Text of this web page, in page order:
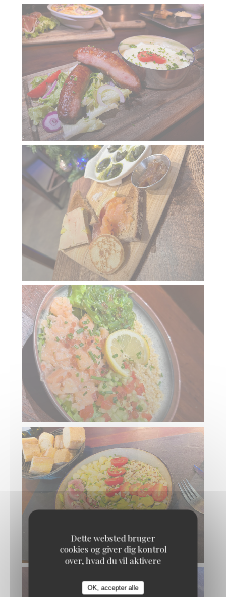
Dette websted bruger
cookies og giver dig kontrol
over, hvad du vil aktivere
OK, accepter alle